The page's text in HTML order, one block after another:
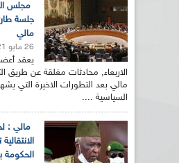
مجلس
جلسة
مالي
26 مايو 2021
يعقد
الاربعاء, محادثات مغلقة عن طريق
مالي بعد التطورات الاخيرة التي
السياسية ....
مالي :
الحكومة